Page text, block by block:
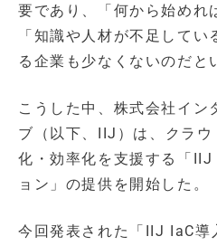
要であり、「何から始めれ
「知識や人材が不足してい
る企業も少なくないのだと
こうした中、株式会社イン
ブ（以下、IIJ）は、クラ
化・効率化を支援する「
ョン」の提供を開始した。
今回発表された「IIJ IaC導